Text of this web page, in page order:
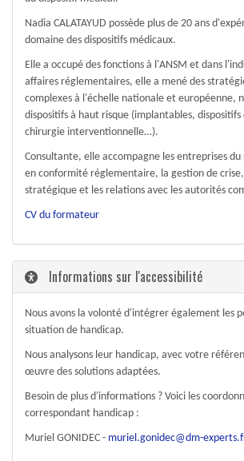
Nadia CALATAYUD possède plus de 20 ans
domaine des dispositifs médicaux.
Elle a occupé des fonctions à l'ANSM et dans
affaires réglementaires, elle a mené des
complexes à l'échelle nationale et européenne,
dispositifs à haut risque (implantables,
chirurgie interventionnelle…).
Consultante, elle accompagne les entreprises du
en conformité réglementaire, la gestion de
stratégique et les relations avec les autorités
CV du formateur
Informations sur l'accessibilité
Nous avons la volonté d'intégrer également les
situation de handicap.
Nous analysons leur handicap, avec votre
œuvre des solutions adaptées.
Besoin de plus d'informations ? Voici les
correspondant handicap :
Muriel GONIDEC - muriel.gonidec@dm-